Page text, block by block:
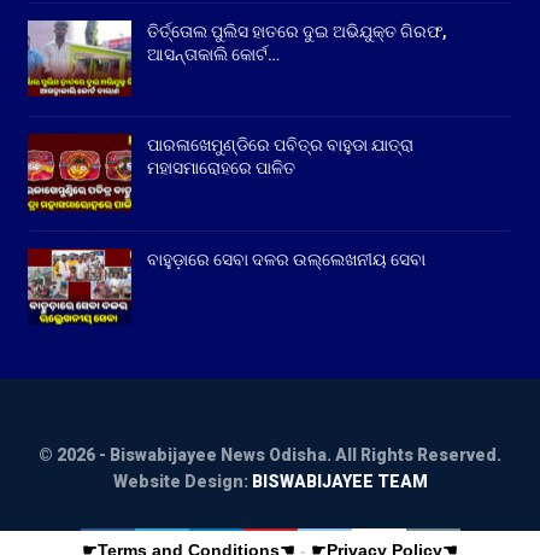
ତିର୍ତ୍ତୋଲ ପୁଲିସ ହାତରେ ଦୁଇ ଅଭିଯୁକ୍ତ ଗିରଫ,
ଆସନ୍ତାକାଲି କୋର୍ଟ…
ପାରଳାଖେମୁଣ୍ଡିରେ ପବିତ୍ର ବାହୁଡା ଯାତ୍ରା
ମହାସମାରୋହରେ ପାଳିତ
ବାହୁଡ଼ାରେ ସେବା ଦଳର ଉଲ୍ଲେଖନୀୟ ସେବା
© 2026 - Biswabijayee News Odisha. All Rights Reserved.
Website Design: BISWABIJAYEE TEAM
☛Terms and Conditions☚ - ☛Privacy Policy☚